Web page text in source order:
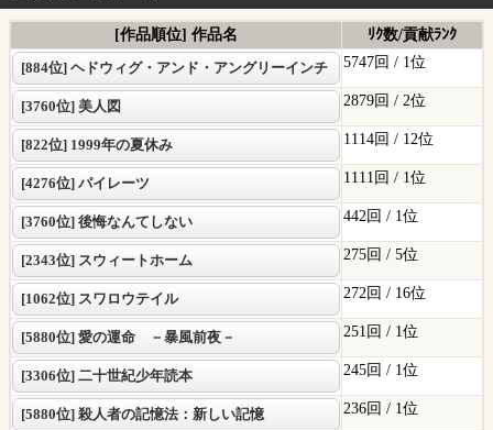
[作品順位] 作品名
ﾘｸ数/貢献ﾗﾝｸ
[884位] ヘドウィグ・アンド・アングリーインチ
5747回 / 1位
[3760位] 美人図 2879回 / 2位
[822位] 1999年の夏休み 1114回 / 12位
[4276位] パイレーツ 1111回 / 1位
[3760位] 後悔なんてしない 442回 / 1位
[2343位] スウィートホーム 275回 / 5位
[1062位] スワロウテイル 272回 / 16位
[5880位] 愛の運命 －暴風前夜－ 251回 / 1位
[3306位] 二十世紀少年読本 245回 / 1位
[5880位] 殺人者の記憶法：新しい記憶 236回 / 1位